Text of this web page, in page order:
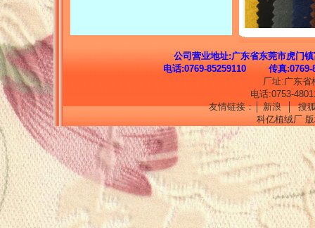
公司营业地址:广东省东莞市虎门镇
电话:0769-85259110 传真:0769-
厂址:广东省
电话:0753-
友情链接：│ 新浪│搜
科亿植绒厂